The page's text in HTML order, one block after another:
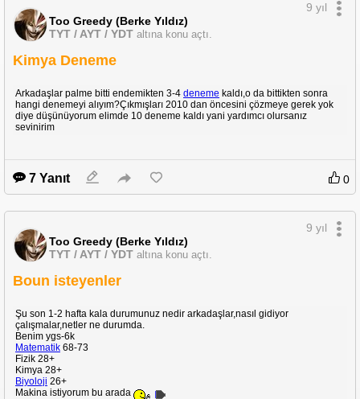
Too Greedy (Berke Yıldız)
TYT / AYT / YDT altına konu açtı.
9 yıl
Kimya Deneme
Arkadaşlar palme bitti endemikten 3-4 deneme kaldı,o da bittikten sonra
hangi denemeyi alıyım?Çıkmışları 2010 dan öncesini çözmeye gerek yok
diye düşünüyorum elimde 10 deneme kaldı yani yardımcı olursanız
sevinirim
7 Yanıt 0
Too Greedy (Berke Yıldız)
TYT / AYT / YDT altına konu açtı.
9 yıl
Boun isteyenler
Şu son 1-2 hafta kala durumunuz nedir arkadaşlar,nasıl gidiyor
çalışmalar,netler ne durumda.
Benim ygs-6k
Matematik 68-73
Fizik 28+
Kimya 28+
Biyoloji 26+
Makina istiyorum bu arada